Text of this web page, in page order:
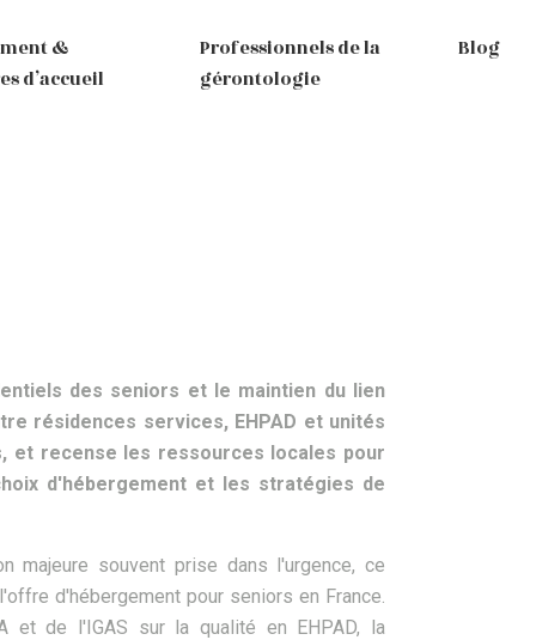
&
d’accueil
Professionnels de la
gérontologie
Blog
des seniors et le maintien du lien
résidences services, EHPAD et unités
et recense les ressources locales pour
d'hébergement et les stratégies de
majeure souvent prise dans l'urgence, ce
d'hébergement pour seniors en France.
et de l'IGAS sur la qualité en EHPAD, la